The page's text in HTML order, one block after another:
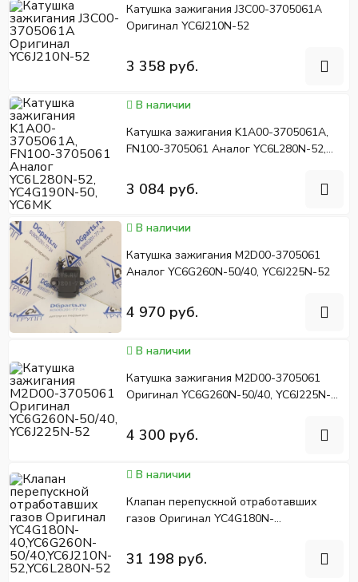
Катушка зажигания J3C00-3705061A
Оригинал YC6J210N-52
3 358 руб.
В наличии
Катушка зажигания K1A00-3705061A,
FN100-3705061 Аналог YC6L280N-52,
3 084 руб.
В наличии
Катушка зажигания M2D00-3705061
Аналог YC6G260N-50/40, YC6J225N-52
4 970 руб.
В наличии
Катушка зажигания M2D00-3705061
Оригинал YC6G260N-50/40, YC6J225N-
4 300 руб.
В наличии
Клапан перепускной отработавших
газов Оригинал YC4G180N-
52,YC6L280N-52
31 198 руб.